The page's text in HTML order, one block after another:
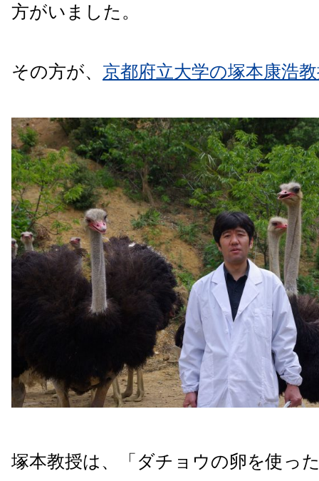
方がいました。
その方が、 京都府立大学の塚本康浩
塚本教授は、「ダチョウの卵を使っ